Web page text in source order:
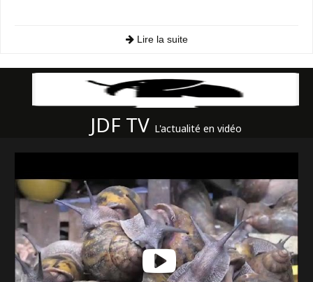
Lire la suite
JDF TV L'actualité en vidéo